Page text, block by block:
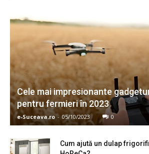
Cele mai impresionante
pentru fermieri în 2023
e-Suceava.ro - 05/10/2023 0
Cum ajută un dulap